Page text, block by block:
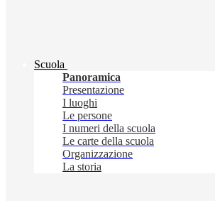
Scuola
Panoramica
Presentazione
I luoghi
Le persone
I numeri della scuola
Le carte della scuola
Organizzazione
La storia